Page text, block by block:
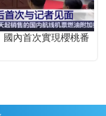
國內首次實現櫻桃番